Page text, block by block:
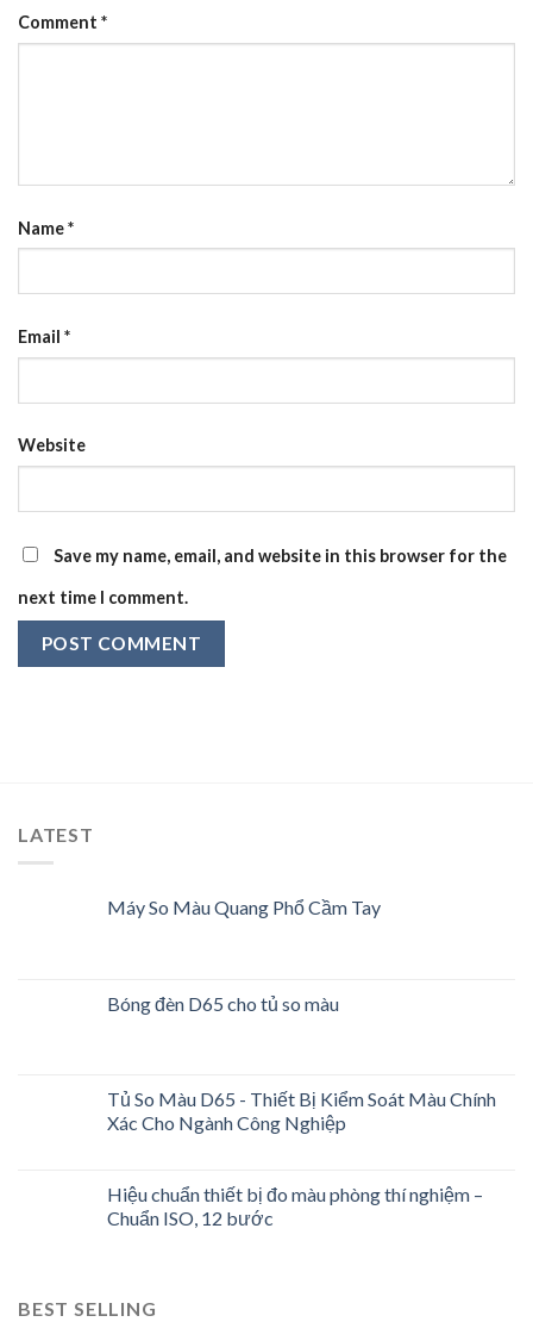
Comment *
Name*
Email *
Website
Save my name, email, and website in this browser for the
next time I comment.
LATEST
Máy So Màu Quang Phổ Cầm Tay
Bóng đèn D65 cho tủ so màu
Tủ So Màu D65 - Thiết Bị Kiểm Soát Màu Chính
Xác Cho Ngành Công Nghiệp
Hiệu chuẩn thiết bị đo màu phòng thí nghiệm –
Chuẩn ISO, 12 bước
BEST SELLING